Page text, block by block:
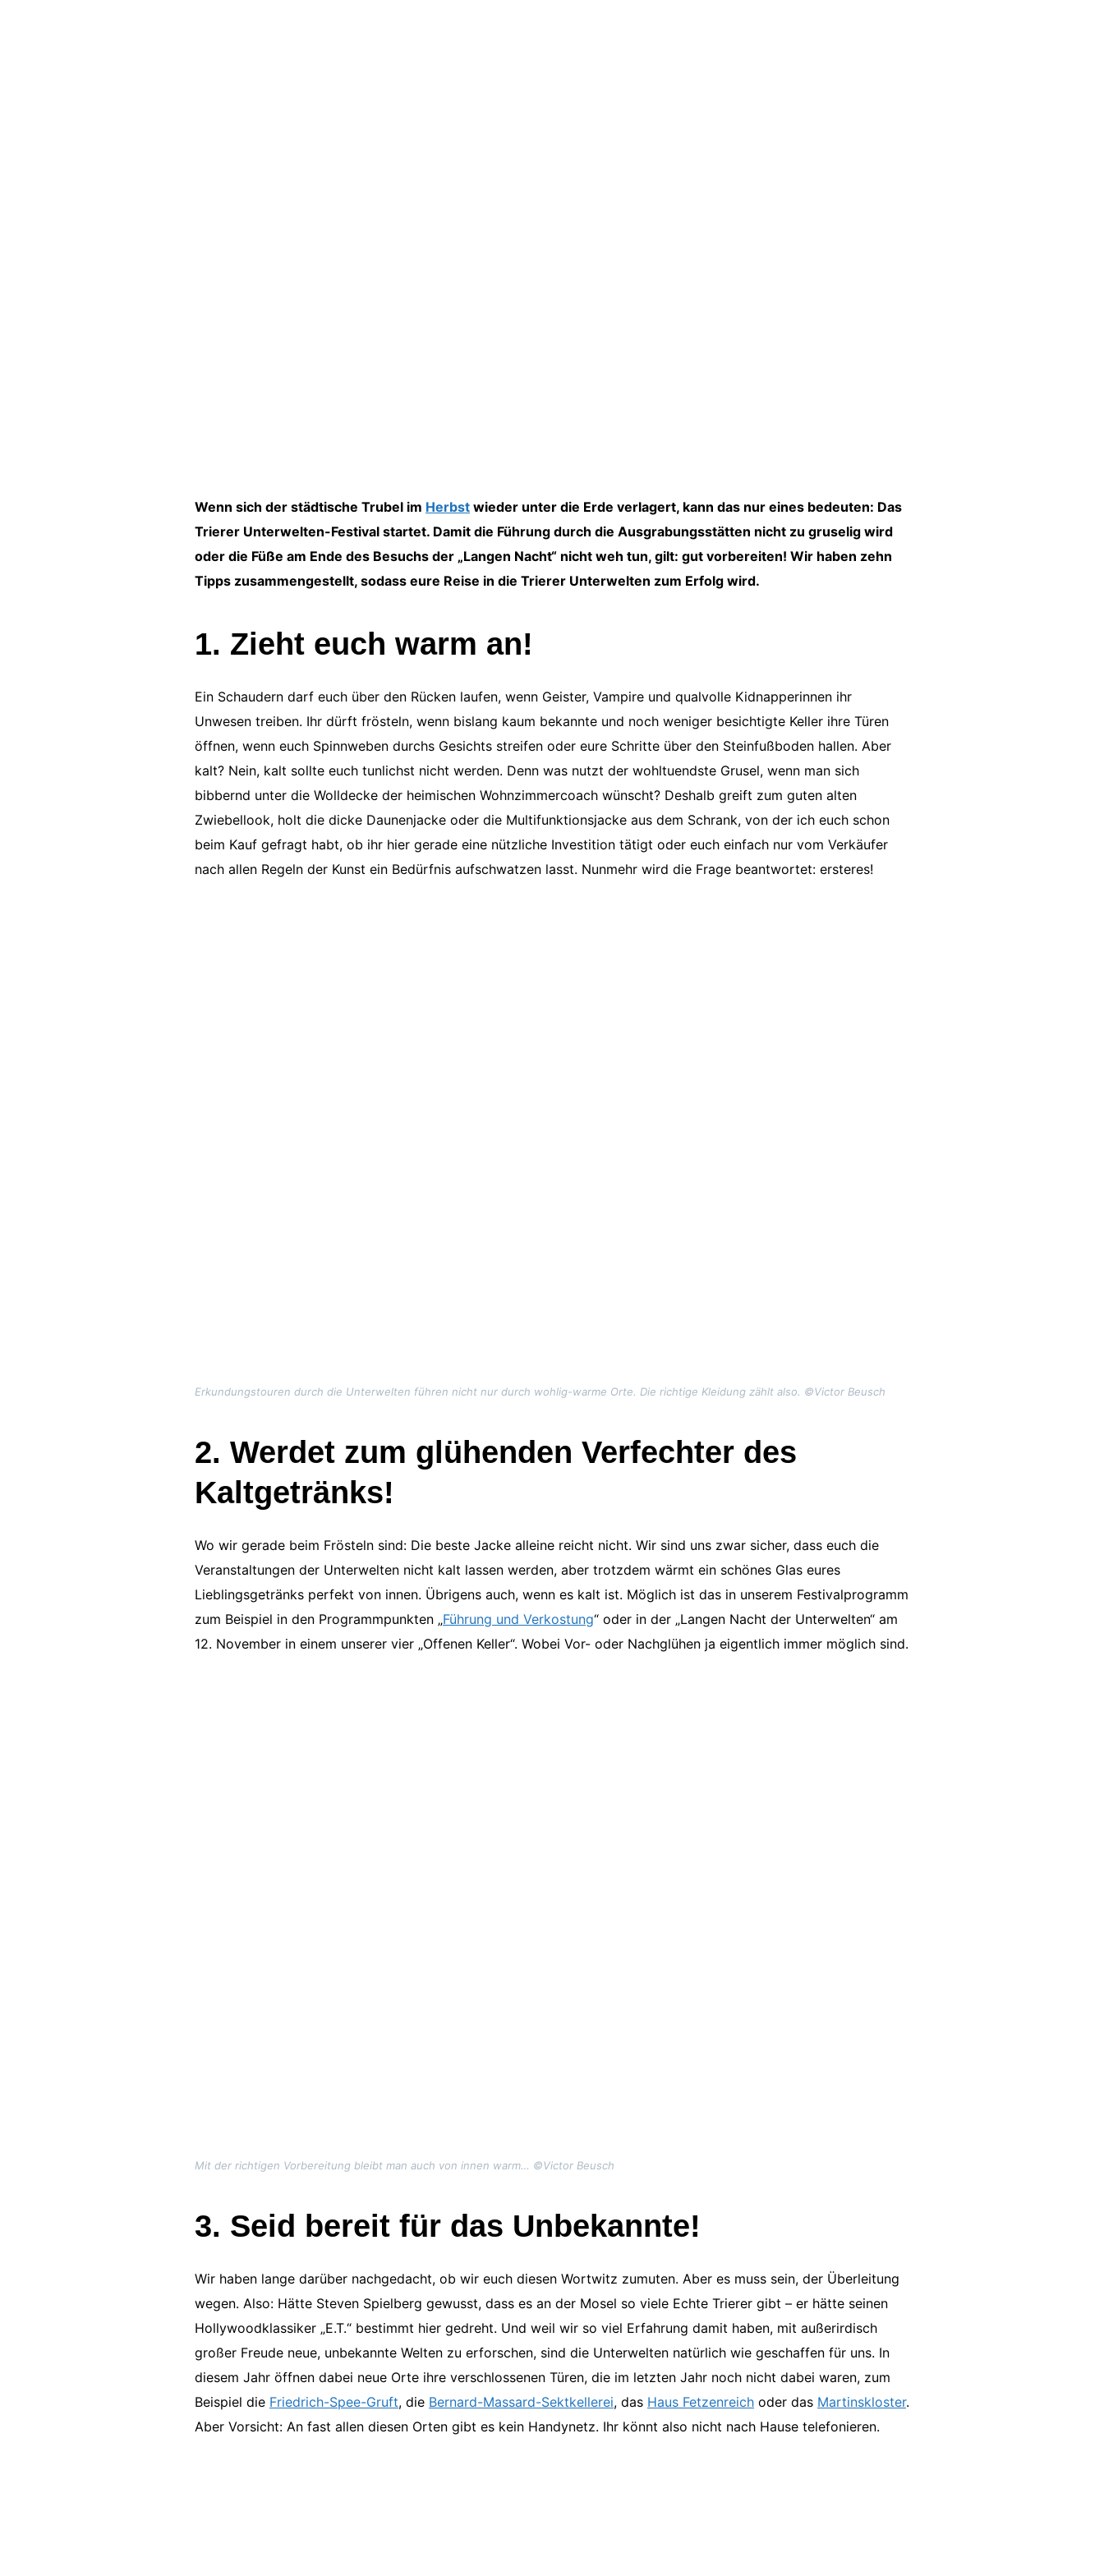
Wenn sich der städtische Trubel im Herbst wieder unter die Erde verlagert, kann das nur eines bedeuten: Das
Trierer Unterwelten-Festival startet. Damit die Führung durch die Ausgrabungsstätten nicht zu gruselig wird
oder die Füße am Ende des Besuchs der „Langen Nacht“ nicht weh tun, gilt: gut vorbereiten! Wir haben zehn
Tipps zusammengestellt, sodass eure Reise in die Trierer Unterwelten zum Erfolg wird.
1. Zieht euch warm an!
Ein Schaudern darf euch über den Rücken laufen, wenn Geister, Vampire und qualvolle Kidnapperinnen ihr
Unwesen treiben. Ihr dürft frösteln, wenn bislang kaum bekannte und noch weniger besichtigte Keller ihre Türen
öffnen, wenn euch Spinnweben durchs Gesichts streifen oder eure Schritte über den Steinfußboden hallen. Aber
kalt? Nein, kalt sollte euch tunlichst nicht werden. Denn was nutzt der wohltuendste Grusel, wenn man sich
bibbernd unter die Wolldecke der heimischen Wohnzimmercoach wünscht? Deshalb greift zum guten alten
Zwiebellook, holt die dicke Daunenjacke oder die Multifunktionsjacke aus dem Schrank, von der ich euch schon
beim Kauf gefragt habt, ob ihr hier gerade eine nützliche Investition tätigt oder euch einfach nur vom Verkäufer
nach allen Regeln der Kunst ein Bedürfnis aufschwatzen lasst. Nunmehr wird die Frage beantwortet: ersteres!
Erkundungstouren durch die Unterwelten führen nicht nur durch wohlig-warme Orte. Die richtige Kleidung zählt also. ©Victor Beusch
2. Werdet zum glühenden Verfechter des
Kaltgetränks!
Wo wir gerade beim Frösteln sind: Die beste Jacke alleine reicht nicht. Wir sind uns zwar sicher, dass euch die
Veranstaltungen der Unterwelten nicht kalt lassen werden, aber trotzdem wärmt ein schönes Glas eures
Lieblingsgetränks perfekt von innen. Übrigens auch, wenn es kalt ist. Möglich ist das in unserem Festivalprogramm
zum Beispiel in den Programmpunkten „Führung und Verkostung“ oder in der „Langen Nacht der Unterwelten“ am
12. November in einem unserer vier „Offenen Keller“. Wobei Vor- oder Nachglühen ja eigentlich immer möglich sind.
Mit der richtigen Vorbereitung bleibt man auch von innen warm… ©Victor Beusch
3. Seid bereit für das Unbekannte!
Wir haben lange darüber nachgedacht, ob wir euch diesen Wortwitz zumuten. Aber es muss sein, der Überleitung
wegen. Also: Hätte Steven Spielberg gewusst, dass es an der Mosel so viele Echte Trierer gibt – er hätte seinen
Hollywoodklassiker „E.T.“ bestimmt hier gedreht. Und weil wir so viel Erfahrung damit haben, mit außerirdisch
großer Freude neue, unbekannte Welten zu erforschen, sind die Unterwelten natürlich wie geschaffen für uns. In
diesem Jahr öffnen dabei neue Orte ihre verschlossenen Türen, die im letzten Jahr noch nicht dabei waren, zum
Beispiel die Friedrich-Spee-Gruft, die Bernard-Massard-Sektkellerei, das Haus Fetzenreich oder das Martinskloster.
Aber Vorsicht: An fast allen diesen Orten gibt es kein Handynetz. Ihr könnt also nicht nach Hause telefonieren.